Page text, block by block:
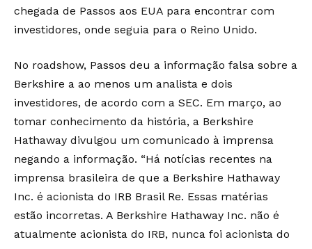
chegada de Passos aos EUA para encontrar com
investidores, onde seguia para o Reino Unido.
No roadshow, Passos deu a informação falsa sobre a
Berkshire a ao menos um analista e dois
investidores, de acordo com a SEC. Em março, ao
tomar conhecimento da história, a Berkshire
Hathaway divulgou um comunicado à imprensa
negando a informação. “Há notícias recentes na
imprensa brasileira de que a Berkshire Hathaway
Inc. é acionista do IRB Brasil Re. Essas matérias
estão incorretas. A Berkshire Hathaway Inc. não é
atualmente acionista do IRB, nunca foi acionista do